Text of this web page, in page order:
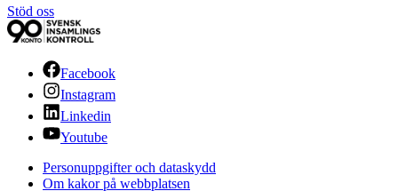
Stöd oss
Facebook
Instagram
Linkedin
Youtube
Personuppgifter och dataskydd
Om kakor på webbplatsen